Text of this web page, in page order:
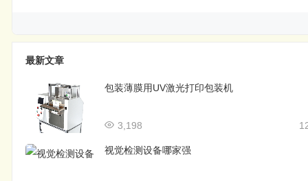
最新文章
包装薄膜用UV激光打印包装机
3,198
视觉检测设备哪家强